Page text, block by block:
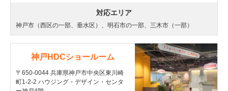
対応エリア
神戸市（西区の一部、垂水区）、明石市の一部、三木市（一部）
神戸HDCショールーム
〒650-0044 兵庫県神戸市中央区東川崎
町1-2-2 ハウジング・デザイン・センタ